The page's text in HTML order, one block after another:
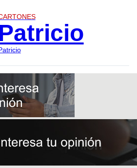
Patricio